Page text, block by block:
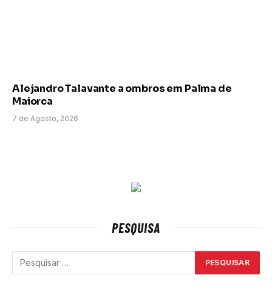
Alejandro Talavante a ombros em Palma de
Maiorca
7 de Agosto, 2026
PESQUISA